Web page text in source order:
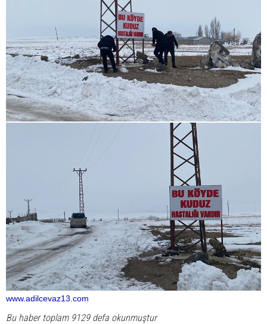
www.adilcevaz13.com
Bu haber toplam 9129 defa okunmuştur